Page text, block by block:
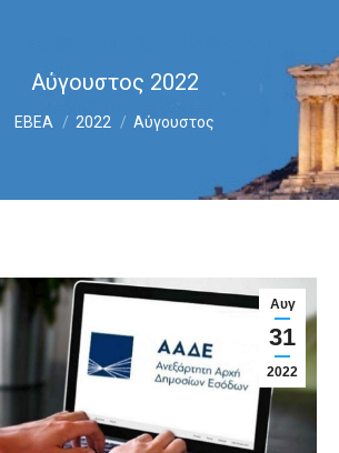
Αύγουστος 2022
You are here:
ΕΒΕΑ 2022 Αύγουστος
Αυγ
31
2022